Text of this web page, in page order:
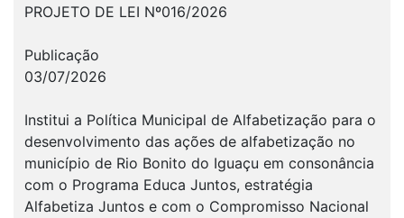
PROJETO DE LEI Nº016/2026
Publicação
03/07/2026
Institui a Política Municipal de Alfabetização para o
desenvolvimento das ações de alfabetização no
município de Rio Bonito do Iguaçu em consonância
com o Programa Educa Juntos, estratégia
Alfabetiza Juntos e com o Compromisso Nacional